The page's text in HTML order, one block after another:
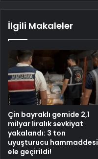
İlgili Makaleler
Çin bayraklı gemide 2,1
milyar liralık sevkiyat
yakalandı: 3 ton
uyuşturucu hammaddesi
ele geçirildi!